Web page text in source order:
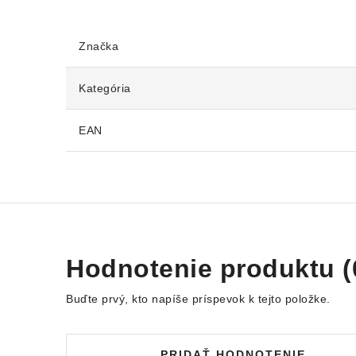
Značka
Kategória
EAN
Hodnotenie produktu
Buďte prvý, kto napíše príspevok k tejto položke.